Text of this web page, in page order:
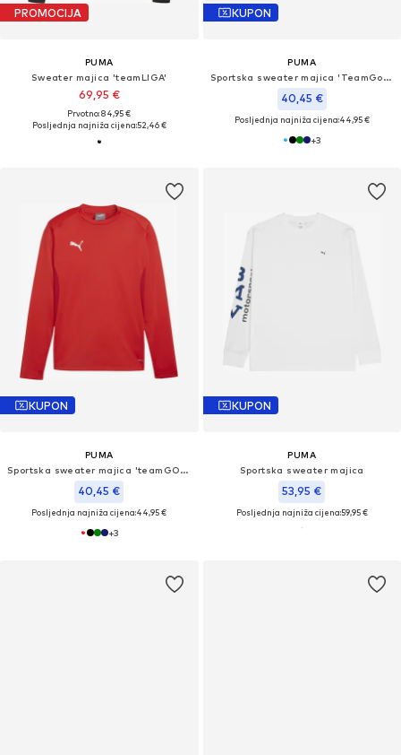
PROMOCIJA
PUMA
Sweater majica 'teamLIGA'
69,95 €
Prvotno: 84,95 €
Posljednja najniža cijena:52,46 €
KUPON
PUMA
Sportska sweater majica 'TeamGoal'
40,45 €
Posljednja najniža cijena:44,95 €
+3
KUPON
PUMA
Sportska sweater majica 'teamGOAL'
40,45 €
Posljednja najniža cijena:44,95 €
+3
KUPON
PUMA
Sportska sweater majica
53,95 €
Posljednja najniža cijena:59,95 €